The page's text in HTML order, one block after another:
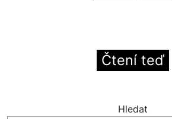
Čtení teď
Hledat